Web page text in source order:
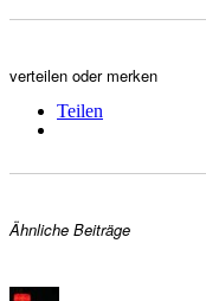
verteilen oder merken
Teilen
Ähnliche Beiträge